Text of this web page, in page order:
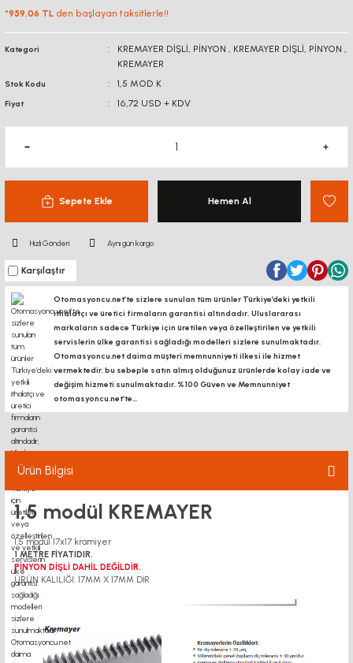
*959,06 TL den başlayan taksitlerle!!
Kategori KREMAYER DİŞLİ, PİNYON , KREMAYER DİŞLİ, PİNYON ,
KREMAYER
Stok Kodu 1,5 MOD K
Fiyat 16,72 USD + KDV
Sepete Ekle Hemen Al
Hızlı Gönderi Aynı gün kargo
Karşılaştır
Otomasyoncu.net’te sizlere sunulan tüm ürünler Türkiye’deki yetkili
ithalatçı ve üretici firmaların garantisi altındadır, Uluslararası
markaların sadece Türkiye için üretilen veya özelleştirilen ve yetkili
servislerin ülke garantisi sağladığı modelleri sizlere sunulmaktadır.
Otomasyoncu.net daima müşteri memnunniyeti ilkesi ile hizmet
vermektedir. bu sebeple satın almış olduğunuz ürünlerde kolay iade ve
değişim hizmeti sunulmaktadır. %100 Güven ve Memnunniyet
otomasyoncu.net’te...
Ürün Bilgisi
1,5 modül KREMAYER
1,5 modül 17x17 kramiyer
1 METRE FİYATIDIR.
PİNYON DİŞLİ DAHİL DEĞİLDİR.
ÜRÜN KALILIĞI: 17MM X 17MM DİR